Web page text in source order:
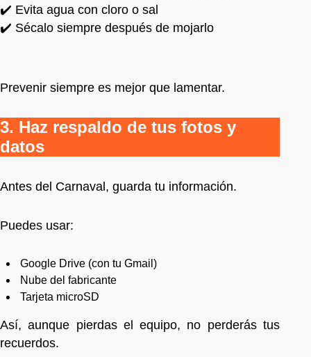
✔️ Evita agua con cloro o sal
✔️ Sécalo siempre después de mojarlo
Prevenir siempre es mejor que lamentar.
3. Haz respaldo de tus fotos y
datos
Antes del Carnaval, guarda tu información.
Puedes usar:
Google Drive (con tu Gmail)
Nube del fabricante
Tarjeta microSD
Así, aunque pierdas el equipo, no perderás tus
recuerdos.